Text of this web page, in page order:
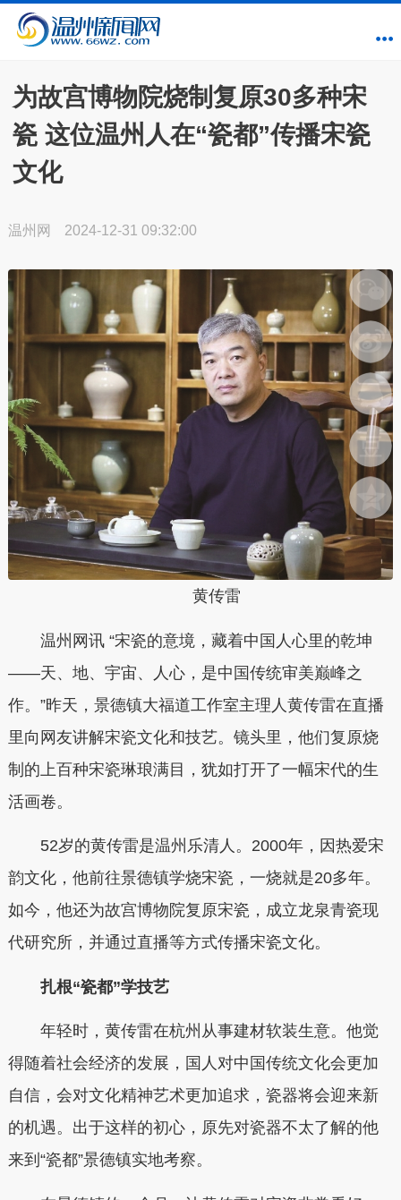
为故宫博物院烧制复原30多种宋
瓷 这位温州人在“瓷都”传播宋瓷
文化
温州网 2024-12-31 09:32:00
黄传雷
温州网讯 “宋瓷的意境，藏着中国人心里的乾坤
——天、地、宇宙、人心，是中国传统审美巅峰之
作。”昨天，景德镇大福道工作室主理人黄传雷在直播
里向网友讲解宋瓷文化和技艺。镜头里，他们复原烧
制的上百种宋瓷琳琅满目，犹如打开了一幅宋代的生
活画卷。
52岁的黄传雷是温州乐清人。2000年，因热爱宋
韵文化，他前往景德镇学烧宋瓷，一烧就是20多年。
如今，他还为故宫博物院复原宋瓷，成立龙泉青瓷现
代研究所，并通过直播等方式传播宋瓷文化。
扎根“瓷都”学技艺
年轻时，黄传雷在杭州从事建材软装生意。他觉
得随着社会经济的发展，国人对中国传统文化会更加
自信，会对文化精神艺术更加追求，瓷器将会迎来新
的机遇。出于这样的初心，原先对瓷器不太了解的他
来到“瓷都”景德镇实地考察。